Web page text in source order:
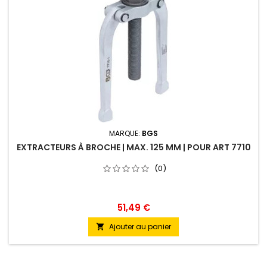
MARQUE: BGS
EXTRACTEURS À BROCHE | MAX. 125 MM | POUR ART 7710
(0)
51,49 €
 Ajouter au panier